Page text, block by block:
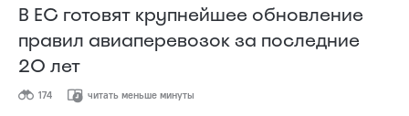
В ЕС готовят крупнейшее обновление
правил авиаперевозок за последние
20 лет
174 читать меньше минуты